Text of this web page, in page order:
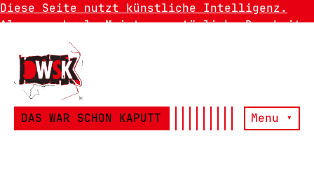
Diese Seite nutzt künstliche Intelligenz.
Also manchmal. Meistens natürliche Dummheit.
DAS WAR SCHON KAPUTT Menu ▾